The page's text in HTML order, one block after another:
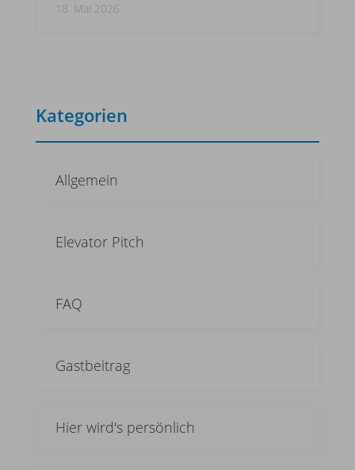
18. Mai 2026
Kategorien
Allgemein
Elevator Pitch
FAQ
Gastbeitrag
Hier wird's persönlich